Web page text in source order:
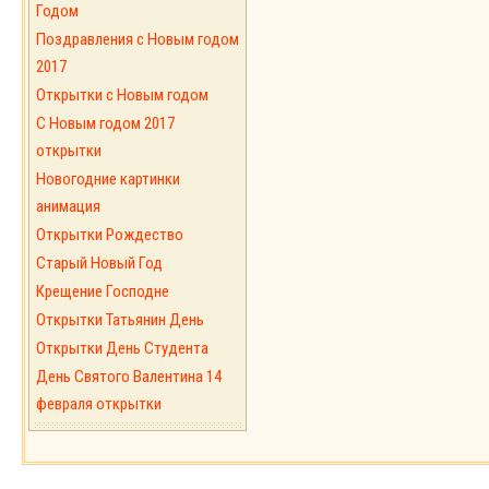
Годом
Поздравления с Новым годом
2017
Открытки с Новым годом
C Новым годом 2017
открытки
Новогодние картинки
анимация
Открытки Рождество
Старый Новый Год
Крещение Господне
Открытки Татьянин День
Открытки День Студента
День Святого Валентина 14
февраля открытки